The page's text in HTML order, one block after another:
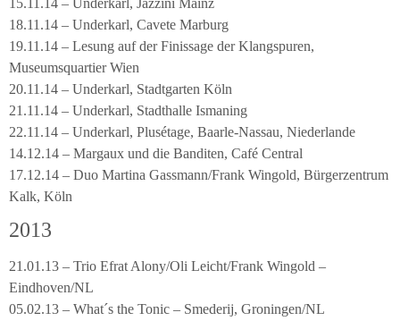
15.11.14 – Underkarl, Jazzini Mainz
18.11.14 – Underkarl, Cavete Marburg
19.11.14 – Lesung auf der Finissage der Klangspuren,
Museumsquartier Wien
20.11.14 – Underkarl, Stadtgarten Köln
21.11.14 – Underkarl, Stadthalle Ismaning
22.11.14 – Underkarl, Plusétage, Baarle-Nassau, Niederlande
14.12.14 – Margaux und die Banditen, Café Central
17.12.14 – Duo Martina Gassmann/Frank Wingold, Bürgerzentrum
Kalk, Köln
2013
21.01.13 – Trio Efrat Alony/Oli Leicht/Frank Wingold –
Eindhoven/NL
05.02.13 – What´s the Tonic – Smederij, Groningen/NL